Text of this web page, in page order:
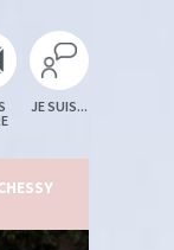
JE SUIS...